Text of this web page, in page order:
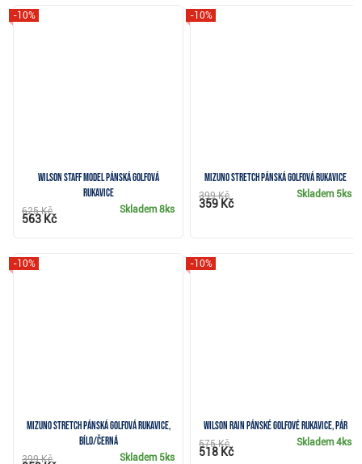
Wilson Staff Model pánská golfová
rukavice
-10%
Skladem8ks
625 Kč
563 Kč
Mizuno Stretch pánská golfová rukavice
-10%
Skladem 5ks
399 Kč
359 Kč
Mizuno Stretch pánská golfová rukavice,
bílo/černá
-10%
Skladem 5ks
399 Kč
Wilson Rain pánské golfové rukavice, pár
-10%
Skladem4ks
575 Kč
518 Kč